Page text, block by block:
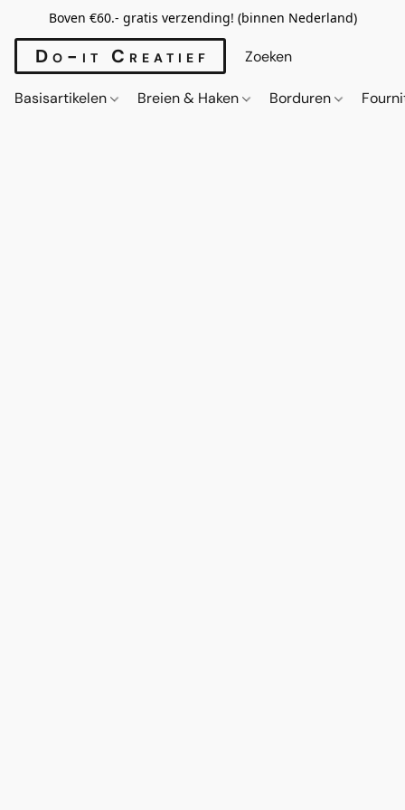
Boven €60.- gratis verzending! (binnen Nederland)
Do-it Creatief
Basisartikelen Breien & Haken Borduren